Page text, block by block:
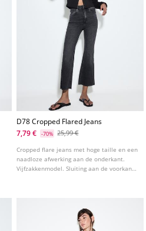
D78 Cropped Flared Jeans
7,79 €
-70% 25,99 €
Cropped flare jeans met hoge taille en een
naadloze afwerking aan de onderkant.
Vijfzakkenmodel. Sluiting aan de voorkant